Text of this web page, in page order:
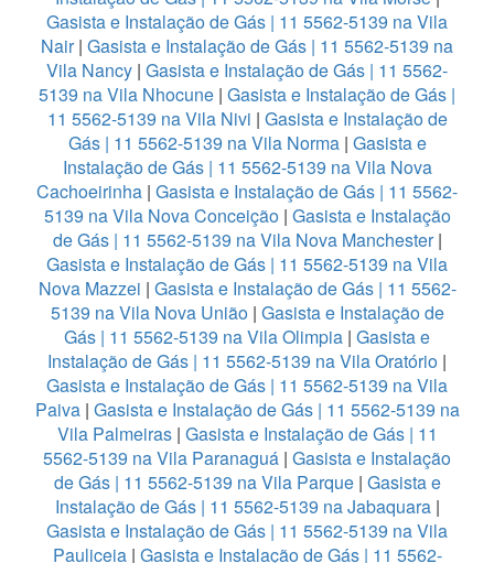
Gasista e Instalação de Gás | 11 5562-5139 na Vila
Nair| Gasista e Instalação de Gás | 11 5562-5139 na
Vila Nancy | Gasista e Instalação de Gás | 11 5562-
5139 na Vila Nhocune | Gasista e Instalação de Gás |
11 5562-5139 na Vila Nivi | Gasista e Instalação de
Gás | 11 5562-5139 na Vila Norma| Gasista e
Instalação de Gás | 11 5562-5139 na Vila Nova
Cachoeirinha | Gasista e Instalação de Gás | 11 5562-
5139 na Vila Nova Conceição| Gasista e Instalação
de Gás | 11 5562-5139 na Vila Nova Manchester|
Gasista e Instalação de Gás | 11 5562-5139 na Vila
Nova Mazzei | Gasista e Instalação de Gás | 11 5562-
5139 na Vila Nova União| Gasista e Instalação de
Gás | 11 5562-5139 na Vila Olimpia | Gasista e
Instalação de Gás | 11 5562-5139 na Vila Oratório |
Gasista e Instalação de Gás | 11 5562-5139 na Vila
Paiva| Gasista e Instalação de Gás | 11 5562-5139 na
Vila Palmeiras| Gasista e Instalação de Gás | 11
5562-5139 na Vila Paranaguá | Gasista e Instalação
de Gás | 11 5562-5139 na Vila Parque| Gasista e
Instalação de Gás | 11 5562-5139 na Jabaquara|
Gasista e Instalação de Gás | 11 5562-5139 na Vila
Pauliceia| Gasista e Instalação de Gás | 11 5562-